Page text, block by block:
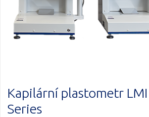
Kapilární plastometr
Series